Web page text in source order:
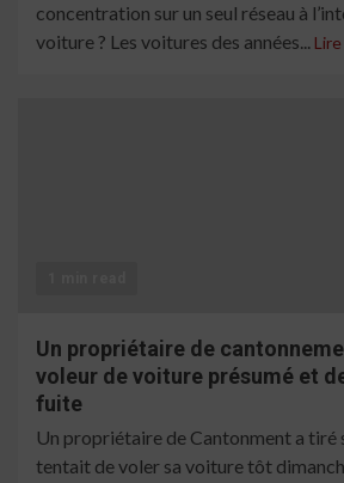
concentration sur un seul réseau à
voiture ? Les voitures des années...
Un propriétaire de
voleur de voiture présumé et
fuite
Un propriétaire de Cantonment a tiré
tentait de voler sa voiture tôt